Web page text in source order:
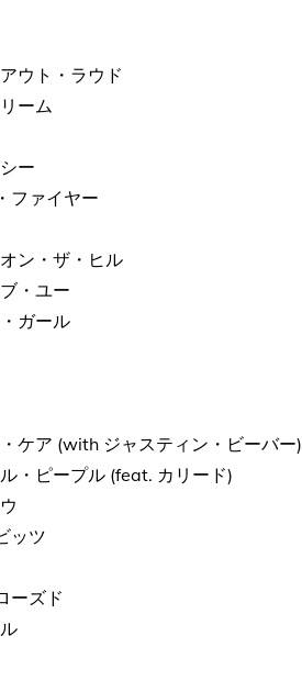
ウト・ラウド
ーム
ー
ファイヤー
ン・ザ・ヒル
・ユー
ガール
ケア (with ジャスティン・ビーバー)
・ピープル (feat. カリード)
ッツ
ーズド